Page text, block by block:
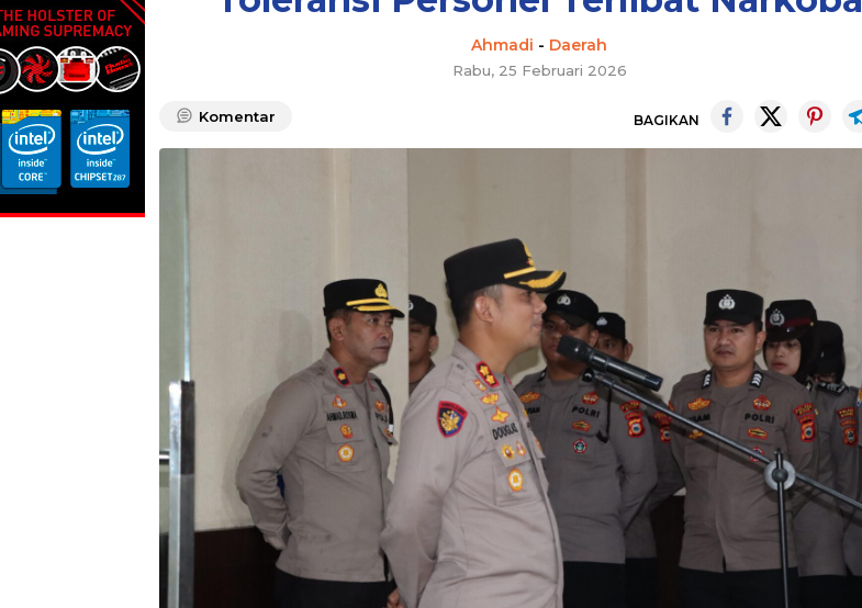
Ahmadi - Daerah
Rabu, 25 Februari 2026
Komentar BAGIKAN